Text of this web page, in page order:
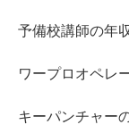
予備校講師の年
ワープロオペレ
キーパンチャー